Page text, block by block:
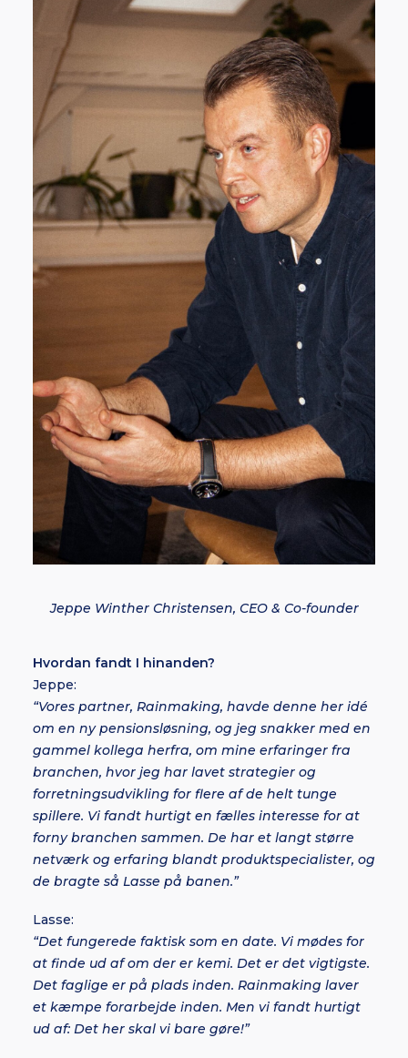
Jeppe Winther Christensen, CEO & Co-founder
Hvordan fandt I hinanden?
Jeppe:
“Vores partner, Rainmaking, havde denne her idé
om en ny pensionsløsning, og jeg snakker med en
gammel kollega herfra, om mine erfaringer fra
branchen, hvor jeg har lavet strategier og
forretningsudvikling for flere af de helt tunge
spillere. Vi fandt hurtigt en fælles interesse for at
forny branchen sammen. De har et langt større
netværk og erfaring blandt produktspecialister, og
de bragte så Lasse på banen.”
Lasse:
“Det fungerede faktisk som en date. Vi mødes for
at finde ud af om der er kemi. Det er det vigtigste.
Det faglige er på plads inden. Rainmaking laver
et kæmpe forarbejde inden. Men vi fandt hurtigt
ud af: Det her skal vi bare gøre!”